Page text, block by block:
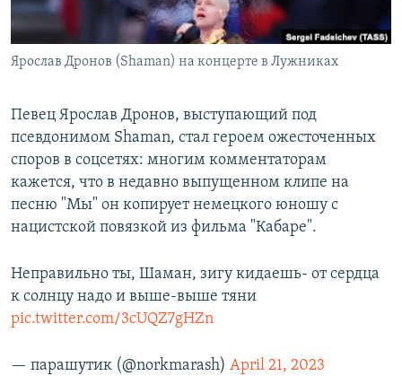
Ярослав Дронов (Shaman) на концерте в Лужниках
Певец Ярослав Дронов, выступающий под
псевдонимом Shaman, стал героем ожесточенных
споров в соцсетях: многим комментаторам
кажется, что в недавно выпущенном клипе на
песню "Мы" он копирует немецкого юношу с
нацистской повязкой из фильма "Кабаре".
Неправильно ты, Шаман, зигу кидаешь- от сердца
к солнцу надо и выше-выше тяни
pic.twitter.com/3cUQZ7gHZn
— парашутик (@norkmarash) April 21, 2023